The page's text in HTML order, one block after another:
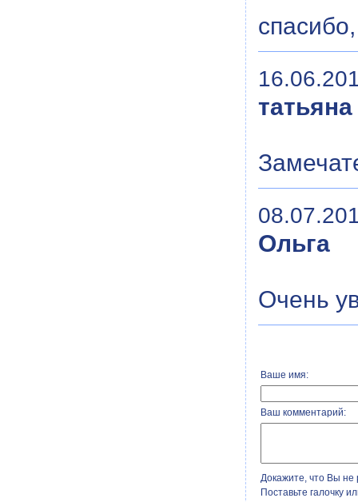
татьяна
Ольга
Очень
Ваше имя:
Ваш комментарий:
Докажите, что Вы не
Поставьте галочку